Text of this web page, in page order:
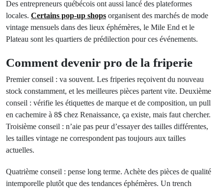
Des entrepreneurs québécois ont aussi lancé des plateformes
locales. Certains pop-up shops organisent des marchés de mode
vintage mensuels dans des lieux éphémères, le Mile End et le
Plateau sont les quartiers de prédilection pour ces événements.
Comment devenir pro de la friperie
Premier conseil : va souvent. Les friperies reçoivent du nouveau
stock constamment, et les meilleures pièces partent vite. Deuxième
conseil : vérifie les étiquettes de marque et de composition, un pull
en cachemire à 8$ chez Renaissance, ça existe, mais faut chercher.
Troisième conseil : n’aie pas peur d’essayer des tailles différentes,
les tailles vintage ne correspondent pas toujours aux tailles
actuelles.
Quatrième conseil : pense long terme. Achète des pièces de qualité
intemporelle plutôt que des tendances éphémères. Un trench